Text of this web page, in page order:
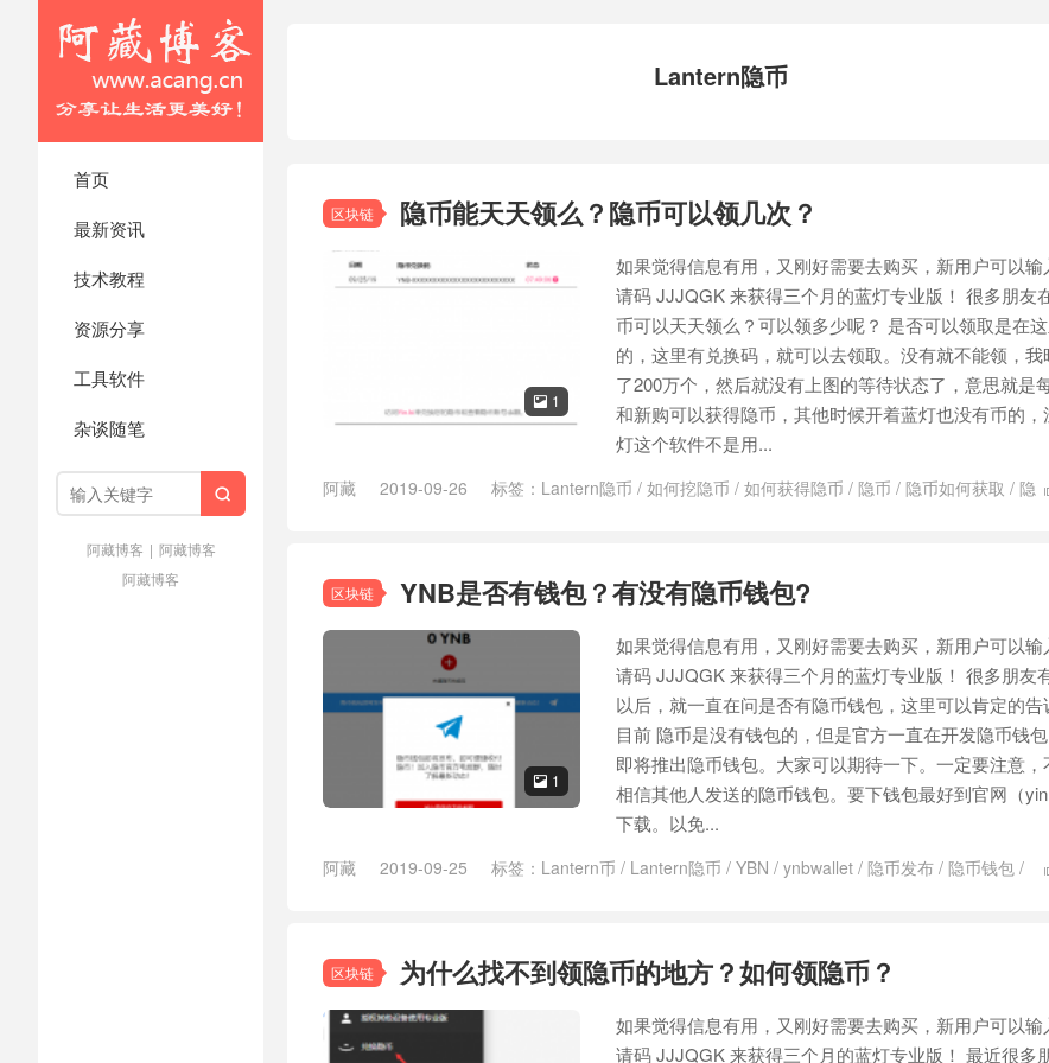
首页
最新资讯
技术教程
资源分享
工具软件
杂谈随笔

阿藏博客 | 阿藏博客
阿藏博客
Lantern隐币
区块链 隐币能天天领么？隐币可以领几次？
 1
如果觉得信息有用，又刚好需要去购买，新用户可以输
请码 JJJQGK 来获得三个月的蓝灯专业版！ 很多朋友
币可以天天领么？可以领多少呢？ 是否可以领取是在
的，这里有兑换码，就可以去领取。没有就不能领，我
了200万个，然后就没有上图的等待状态了，意思就是
和新购可以获得隐币，其他时候开着蓝灯也没有币的，
灯这个软件不是用...
阿藏 2019-09-26 标签： Lantern隐币 / 如何挖隐币 / 如何获得隐币 / 隐币 / 隐币如何获取 / 隐
区块链 YNB是否有钱包？有没有隐币钱包?
 1
如果觉得信息有用，又刚好需要去购买，新用户可以输
请码 JJJQGK 来获得三个月的蓝灯专业版！ 很多朋友
以后，就一直在问是否有隐币钱包，这里可以肯定的告
目前 隐币是没有钱包的，但是官方一直在开发隐币钱
即将推出隐币钱包。大家可以期待一下。一定要注意，
相信其他人发送的隐币钱包。要下钱包最好到官网（
下载。以免...
阿藏 2019-09-25 标签： Lantern币 / Lantern隐币 / YBN / ynbwallet / 隐币发布 / 隐币钱包 /
区块链 为什么找不到领隐币的地方？如何领隐币？
如果觉得信息有用，又刚好需要去购买，新用户可以输
请码 JJJQGK 来获得三个月的蓝灯专业版！ 最近很多